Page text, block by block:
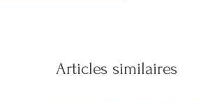
Articles similaires